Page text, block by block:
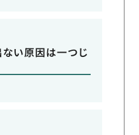
い原因は一つじ